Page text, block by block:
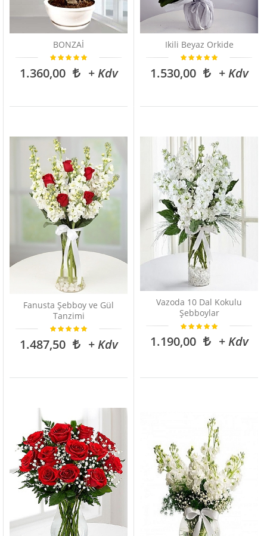
BONZAİ
1.360,00 + Kdv
Ikili Beyaz Orkide
1.530,00 + Kdv
Fanusta Şebboy ve Gül
Tanzimi
1.487,50 + Kdv
Vazoda 10 Dal Kokulu
Şebboylar
1.190,00 + Kdv